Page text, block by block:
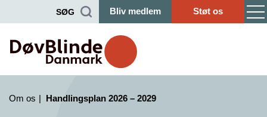
SØG Bliv medlem Støt os
Om os Handlingsplan 2026 – 2029